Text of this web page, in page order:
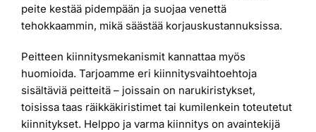
peite kestää pidempään ja suojaa venettä
tehokkaammin, mikä säästää korjauskustannuksissa.
Peitteen kiinnitysmekanismit kannattaa myös
huomioida. Tarjoamme eri kiinnitysvaihtoehtoja
sisältäviä peitteitä – joissain on narukiristykset,
toisissa taas räikkäkiristimet tai kumilenkein toteutetut
kiinnitykset. Helppo ja varma kiinnitys on avaintekijä